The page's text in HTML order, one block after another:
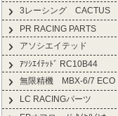
3レーシング CACTUS
PR RACING PARTS
アソシエイテッド
ｱｿｼｴｲﾃｯﾄﾞ RC10B44
無限精機 MBX-6/7 ECO
LC RACINGパーツ